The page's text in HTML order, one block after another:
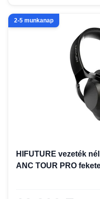
2-5 munkanap
HIFUTURE vezeték
ANC TOUR PRO